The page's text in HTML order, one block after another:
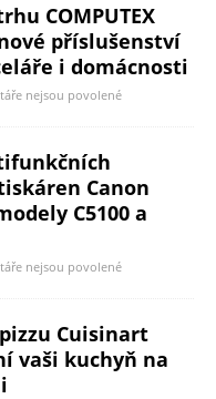
COMPUTEX
příslušenství
i domácnosti
nejsou povolené
Canon
C5100 a
nejsou povolené
Cuisinart
vaši kuchyň na